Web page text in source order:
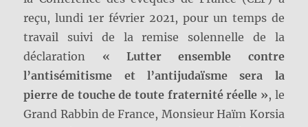
reçu, lundi 1er février 2021, pour un temps de
travail suivi de la remise solennelle de la
déclaration « Lutter ensemble contre
l’antisémitisme et l’antijudaïsme sera la
pierre de touche de toute fraternité réelle », le
Grand Rabbin de France, Monsieur Haïm Korsia